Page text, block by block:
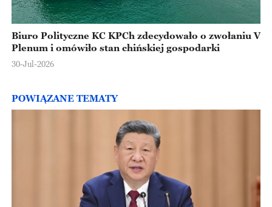
Biuro Polityczne KC KPCh zdecydowało o zwołaniu V
Plenum i omówiło stan chińskiej gospodarki
30-Jul-2026
POWIĄZANE TEMATY